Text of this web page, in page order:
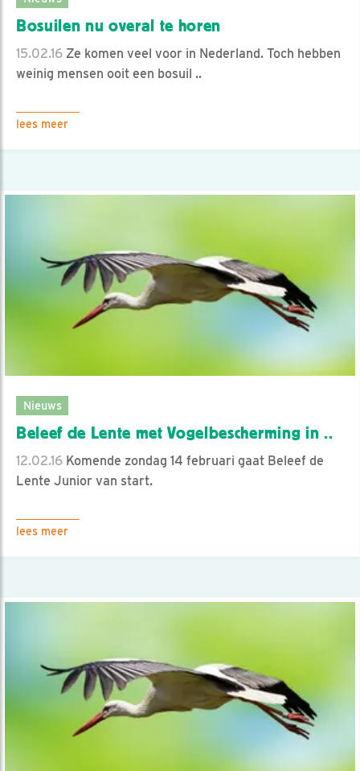
Bosuilen nu overal te horen
15.02.16 Ze komen veel voor in Nederland. Toch hebben
weinig mensen ooit een bosuil ..
lees meer
Nieuws
Beleef de Lente met Vogelbescherming in ..
12.02.16 Komende zondag 14 februari gaat Beleef de
Lente Junior van start.
lees meer